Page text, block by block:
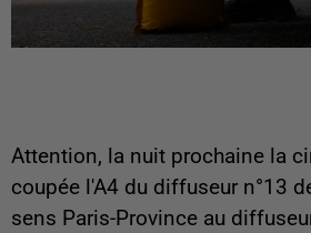
Attention, la nuit prochaine la
coupée l'A4 du diffuseur n°13
sens Paris-Province au